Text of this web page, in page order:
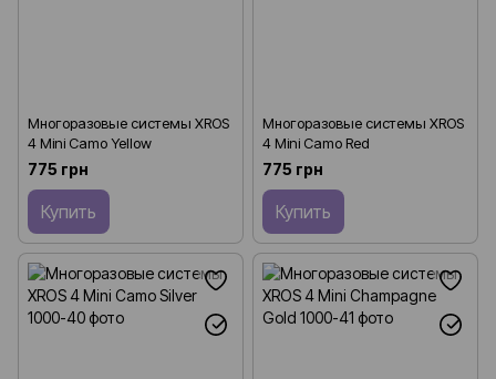
Многоразовые системы XROS
4 Mini Camo Yellow
775 грн
Купить
Многоразовые системы XROS
4 Mini Camo Red
775 грн
Купить